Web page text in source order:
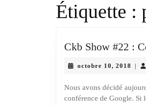
Étiquette :
Ckb Show #22 :
octobre 10, 2018
2018
Nous avons décidé
conférence de Google. Si